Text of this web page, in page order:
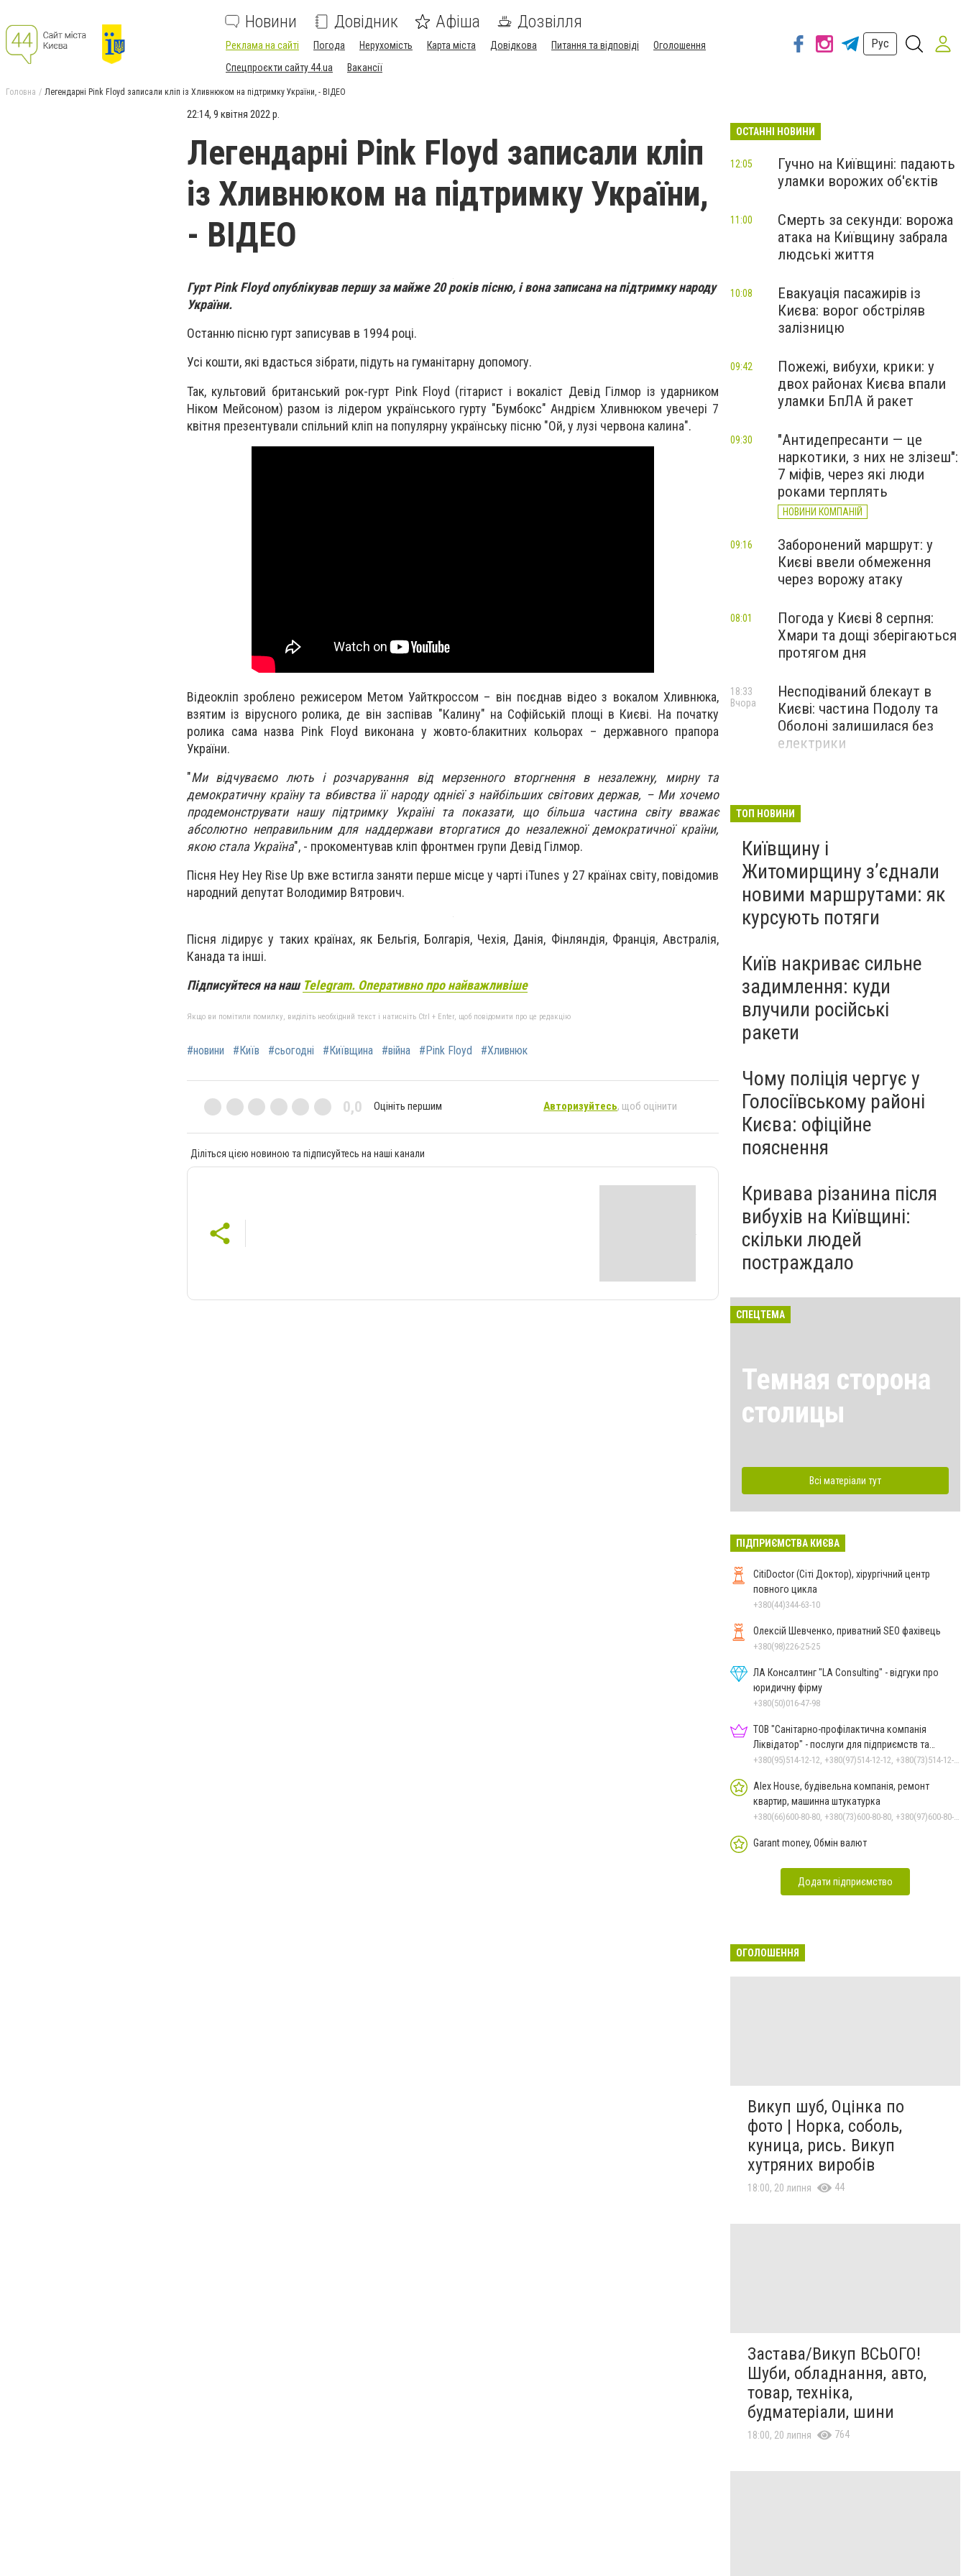
Новини Довідник Афіша Дозвілля
Реклама на сайті Погода Нерухомість Карта міста Довідкова Питання та відповіді
Оголошення
Спецпроєкти сайту 44.ua
Вакансії
Рус
Головна Легендарні Pink Floyd записали кліп із Хливнюком на підтримку України, - ВІДЕО
22:14, 9 квітня 2022 р.
Легендарні Pink Floyd записали кліп
із Хливнюком на підтримку України,
- ВІДЕО
Гурт Pink Floyd опублікував першу за майже 20 років пісню, і вона записана на підтримку народу
України.
Останню пісню гурт записував в 1994 році.
Усі кошти, які вдасться зібрати, підуть на гуманітарну допомогу.
Так, культовий британський рок-гурт Pink Floyd (гітарист і вокаліст Девід Гілмор із ударником
Ніком Мейсоном) разом із лідером українського гурту "Бумбокс" Андрієм Хливнюком увечері 7
квітня презентували спільний кліп на популярну українську пісню "Ой, у лузі червона калина".
Відеокліп зроблено режисером Метом Уайткроссом – він поєднав відео з вокалом Хливнюка,
взятим із вірусного ролика, де він заспівав "Калину" на Софійській площі в Києві. На початку
ролика сама назва Pink Floyd виконана у жовто-блакитних кольорах – державного прапора
України.
"Ми відчуваємо лють і розчарування від мерзенного вторгнення в незалежну, мирну та
демократичну країну та вбивства її народу однієї з найбільших світових держав, – Ми хочемо
продемонструвати нашу підтримку Україні та показати, що більша частина світу вважає
абсолютно неправильним для наддержави вторгатися до незалежної демократичної країни,
якою стала Україна", - прокоментував кліп фронтмен групи Девід Гілмор.
Пісня Hey Hey Rise Up вже встигла заняти перше місце у чарті iTunes у 27 країнах світу, повідомив
народний депутат Володимир Вятрович.
Пісня лідирує у таких країнах, як Бельгія, Болгарія, Чехія, Данія, Фінляндія, Франція, Австралія,
Канада та інші.
Підписуйтеся на наш Telegram. Оперативно про найважливіше
Якщо ви помітили помилку, виділіть необхідний текст і натисніть Ctrl + Enter, щоб повідомити про це редакцію
#новини #Київ #сьогодні #Київщина #війна #Pink Floyd #Хливнюк
0,0 Оцініть першим Авторизуйтесь, щоб оцінити
Діліться цією новиною та підписуйтесь на наші канали
ОСТАННІ НОВИНИ
Гучно на Київщині: падають
уламки ворожих об'єктів
12:05
Смерть за секунди: ворожа
атака на Київщину забрала
людські життя
11:00
Евакуація пасажирів із
Києва: ворог обстріляв
залізницю
10:08
Пожежі, вибухи, крики: у
двох районах Києва впали
уламки БпЛА й ракет
09:42
"Антидепресанти — це
наркотики, з них не злізеш":
7 міфів, через які люди
роками терплять
НОВИНИ КОМПАНІЙ
09:30
Заборонений маршрут: у
Києві ввели обмеження
через ворожу атаку
09:16
Погода у Києві 8 серпня:
Хмари та дощі зберігаються
протягом дня
08:01
Несподіваний блекаут в
Києві: частина Подолу та
Оболоні залишилася без
електрики
18:33
Вчора
ТОП НОВИНИ
Київщину і
Житомирщину з’єднали
новими маршрутами: як
курсують потяги
Київ накриває сильне
задимлення: куди
влучили російські
ракети
Чому поліція чергує у
Голосіївському районі
Києва: офіційне
пояснення
Кривава різанина після
вибухів на Київщині:
скільки людей
постраждало
СПЕЦТЕМА
Темная сторона
столицы
Всі матеріали тут
ПІДПРИЄМСТВА КИЄВА
CitiDoctor (Сіті Доктор), хірургічний центр
повного цикла
+380(44)344-63-10
Олексій Шевченко, приватний SEO фахівець
+380(98)226-25-25
ЛА Консалтинг "LA Consulting" - відгуки про
юридичну фірму
+380(50)016-47-98
ТОВ "Санітарно-профілактична компанія
Ліквідатор" - послуги для підприємств та
населення
Alex House, будівельна компанія, ремонт
квартир, машинна штукатурка
Garant money, Обмін валют
Додати підприємство
ОГОЛОШЕННЯ
Викуп шуб, Оцінка по
фото | Норка, соболь,
куница, рись. Викуп
хутряних виробів
18:00, 20 липня 44
Застава/Викуп ВСЬОГО!
Шуби, обладнання, авто,
товар, техніка,
будматеріали, шини
18:00, 20 липня 764